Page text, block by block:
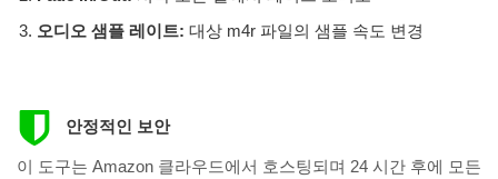
오디오 샘플 레이트: 대상 m4r 파일의 샘플 속도 변경
안정적인 보안
이 도구는 Amazon 클라우드에서 호스팅되며 24 시간 후에 모든